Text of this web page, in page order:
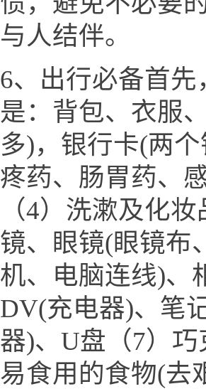
与人结伴。
6、出行必备首
是：背包、衣服
多)，银行卡(两
疼药、肠胃药、
（4）洗漱及化
镜、眼镜(眼镜布
机、电脑连线)、
DV(充电器)、笔
器)、U盘（7）
易食用的食物(去